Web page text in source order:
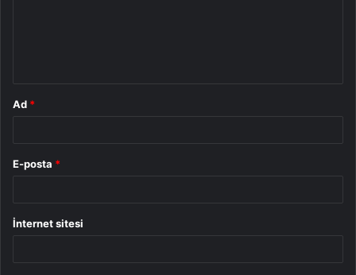
Ad *
E-posta *
İnternet sitesi